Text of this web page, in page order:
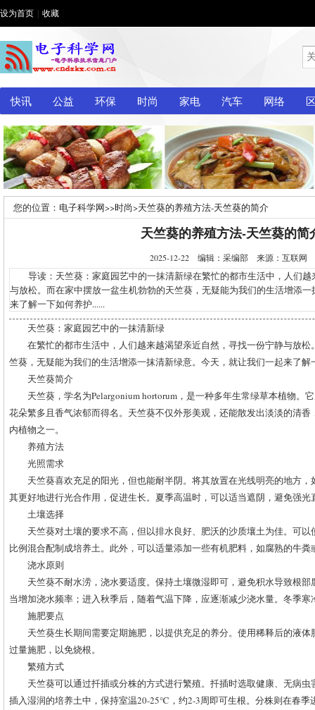
设为首页 收藏
快讯 公益 环保 时尚 家电 汽车 网络
您的位置： 电子科学网>>时尚>天竺葵的养殖方法-天竺葵的简介
天竺葵的养殖方法-天竺葵的简
2025-12-22 编辑：采编部 来源：互联网
导读：天竺葵：家庭园艺中的一抹清新绿在繁忙的都市生活中，人们越
与放松。而在家中摆放一盆生机勃勃的天竺葵，无疑能为我们的生活增添
来了解一下如何养护......
天竺葵：家庭园艺中的一抹清新绿
在繁忙的都市生活中，人们越来越渴望亲近自然，寻找一份宁静与放
竺葵，无疑能为我们的生活增添一抹清新绿意。今天，就让我们一起来了
天竺葵简介
天竺葵，学名为Pelargonium hortorum，是一种多年生常绿草本植物。
花朵繁多且香气浓郁而得名。天竺葵不仅外形美观，还能散发出淡淡的清
内植物之一。
养殖方法
光照需求
天竺葵喜欢充足的阳光，但也能耐半阴。将其放置在光线明亮的地方
其更好地进行光合作用，促进生长。夏季高温时，可以适当遮阴，避免强光
土壤选择
天竺葵对土壤的要求不高，但以排水良好、肥沃的沙质壤土为佳。可
比例混合配制成培养土。此外，可以适量添加一些有机肥料，如腐熟的牛
浇水原则
天竺葵不耐水涝，浇水要适度。保持土壤微湿即可，避免积水导致根
当增加浇水频率；进入秋季后，随着气温下降，应逐渐减少浇水量。冬季
施肥要点
天竺葵生长期间需要定期施肥，以提供充足的养分。使用稀释后的液
过量施肥，以免烧根。
繁殖方式
天竺葵可以通过扦插或分株的方式进行繁殖。扦插时选取健康、无病
插入湿润的培养土中，保持室温20-25℃，约2-3周即可生根。分株则在春季